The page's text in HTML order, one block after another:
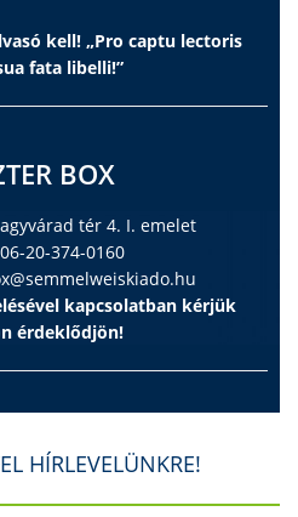
kell! „Pro captu lectoris
fata libelli!”
BOX
tér 4. I. emelet
06-20-374-0160
kapcsolatban kérjük
érdeklődjön!
HÍRLEVELÜNKRE!